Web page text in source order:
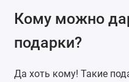
Кому можно
подарки?
Да хоть кому! Такие